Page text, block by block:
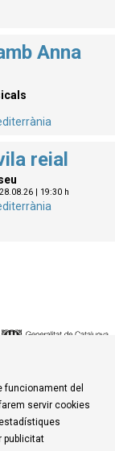
Anna
reial
| 19:30 h
funcionament del
servir cookies
publicitat